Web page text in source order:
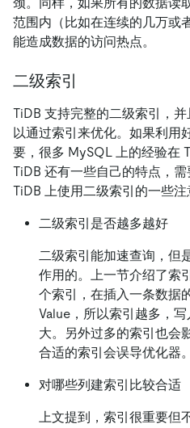
范围内（比如在连续的几万或
能造成数据的访问热点。
二级索引
TiDB 支持完整的二级索引，
以通过索引来优化。如果利用
要，很多 MySQL 上的经验在
TiDB 还有一些自己的特点，
TiDB 上使用二级索引的一些注
二级索引是否越多越好
二级索引能加速查询，但
作用的。上一节介绍了索
个索引，在插入一条数据
Value，所以索引越多，
大。另外过多的索引也会
合适的索引会误导优化器
对哪些列建索引比较合适
上文提到，索引很重要但